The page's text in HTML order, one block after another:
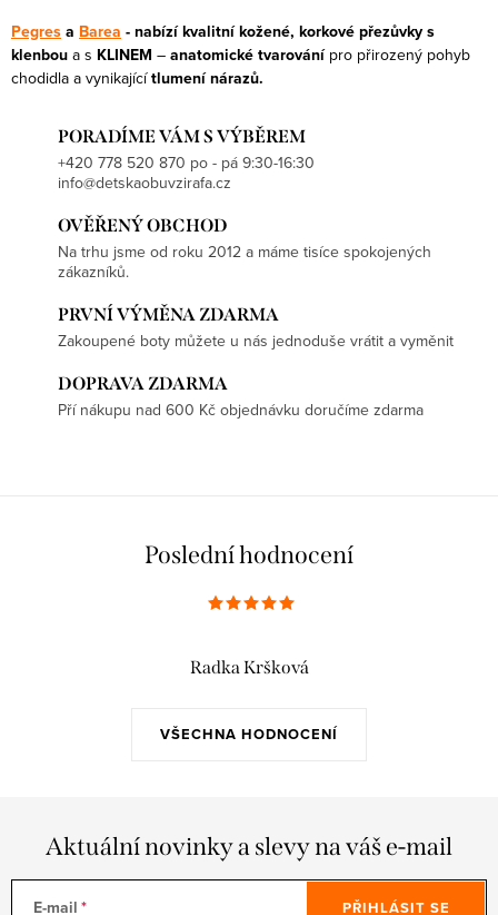
Pegresa Barea - nabízí kvalitní kožené, korkové přezůvky s
klenbou a s KLINEM – anatomické tvarovánípro přirozený pohyb
chodidla a vynikajícítlumení nárazů.
PORADÍME VÁM S VÝBĚREM
+420 778 520 870 po - pá 9:30-16:30
info@detskaobuvzirafa.cz
OVĚŘENÝ OBCHOD
Na trhu jsme od roku 2012 a máme tisíce spokojených
zákazníků.
PRVNÍ VÝMĚNA ZDARMA
Zakoupené boty můžete u nás jednoduše vrátit a vyměnit
DOPRAVA ZDARMA
Pří nákupu nad 600 Kč objednávku doručíme zdarma
Poslední hodnocení
VŠECHNA HODNOCENÍ
Radka Kršková
Aktuální novinky a slevy na váš e-mail
E-mail PŘIHLÁSIT SE